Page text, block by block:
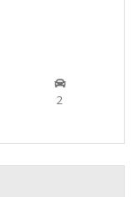
2